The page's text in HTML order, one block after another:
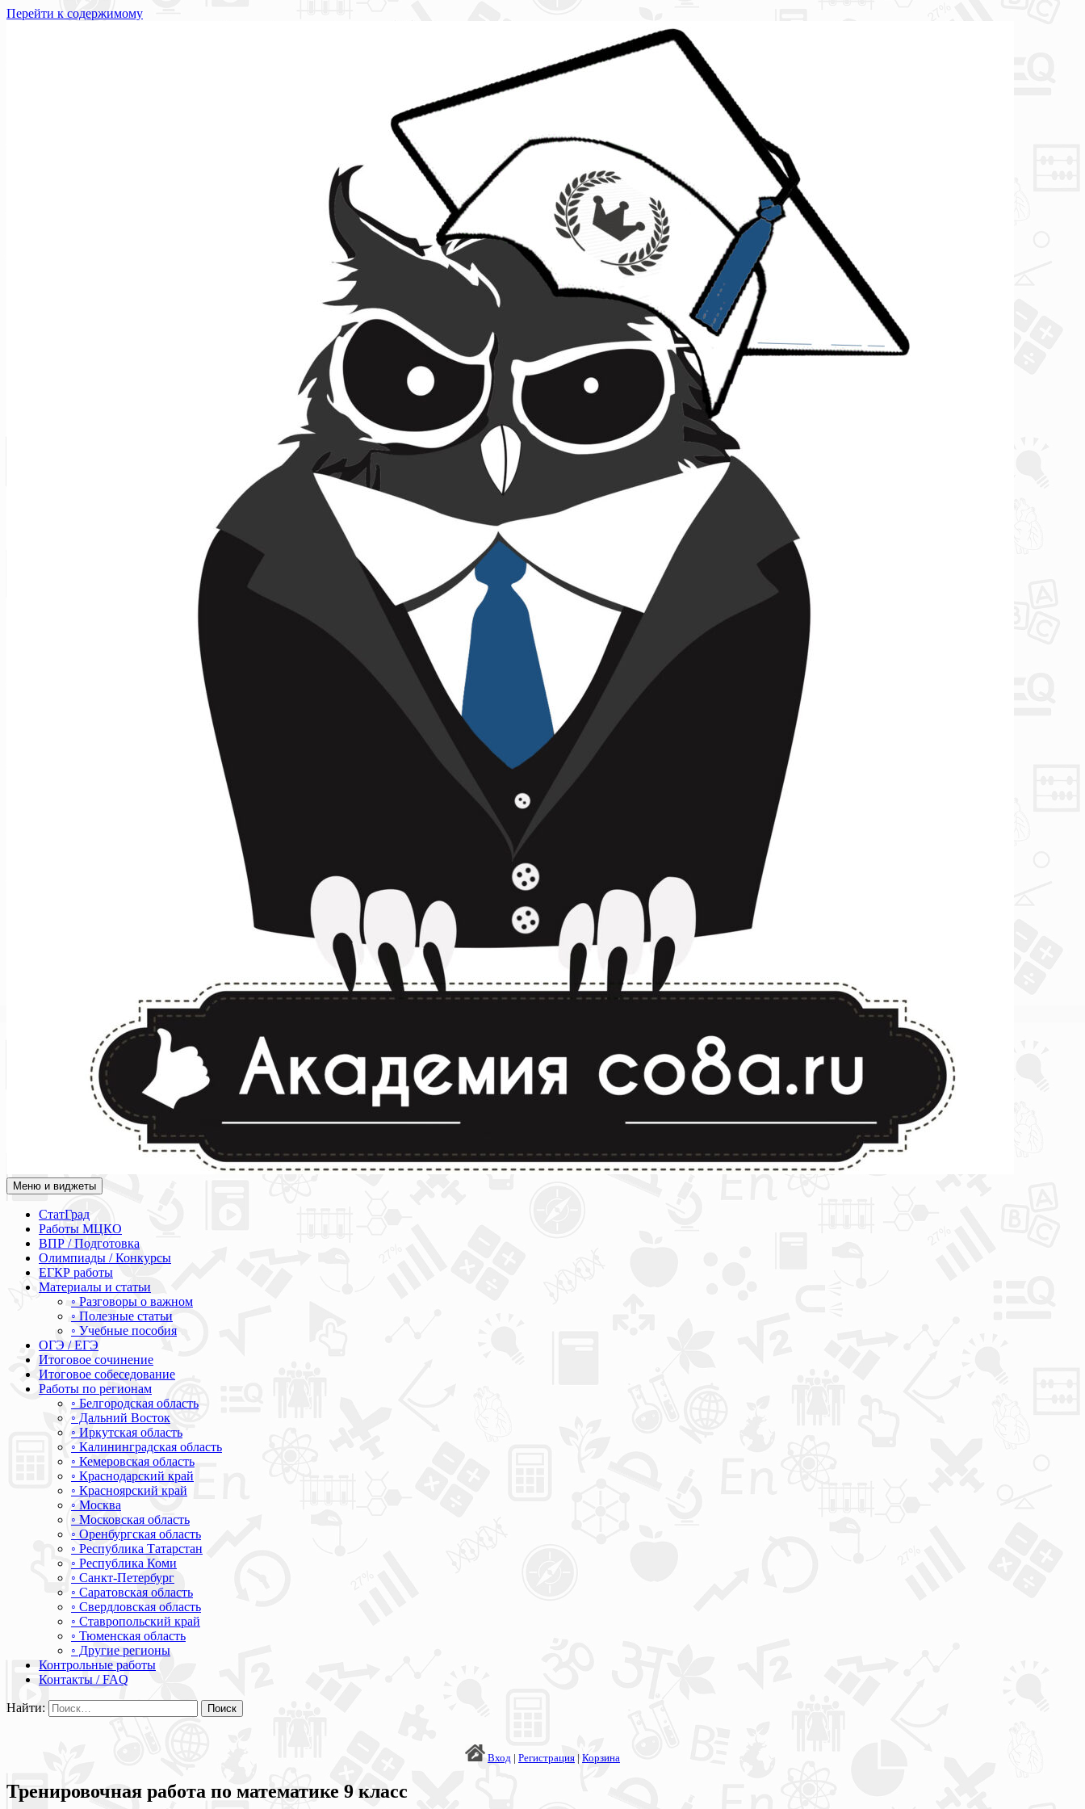
Перейти к содержимому
Академия СОВА
Подготовка к ЕГЭ, ОГЭ, ВПР, МЦКО, СтатГрад, КДР, ВОШ, олимпиады и конкурсы
Меню и виджеты
СтатГрад
Работы МЦКО
ВПР / Подготовка
Олимпиады / Конкурсы
ЕГКР работы
Материалы и статьи
◦ Разговоры о важном
◦ Полезные статьи
◦ Учебные пособия
ОГЭ / ЕГЭ
Итоговое сочинение
Итоговое собеседование
Работы по регионам
◦ Белгородская область
◦ Дальний Восток
◦ Иркутская область
◦ Калининградская область
◦ Кемеровская область
◦ Краснодарский край
◦ Красноярский край
◦ Москва
◦ Московская область
◦ Оренбургская область
◦ Республика Татарстан
◦ Республика Коми
◦ Санкт-Петербург
◦ Саратовская область
◦ Свердловская область
◦ Ставропольский край
◦ Тюменская область
◦ Другие регионы
Контрольные работы
Контакты / FAQ
Найти:
Вход | Регистрация | Корзина
Тренировочная работа по математике 9 класс